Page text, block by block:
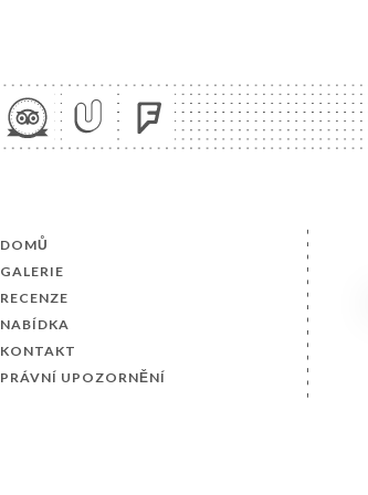
DOMŮ
GALERIE
RECENZE
NABÍDKA
KONTAKT
PRÁVNÍ UPOZORNĚNÍ